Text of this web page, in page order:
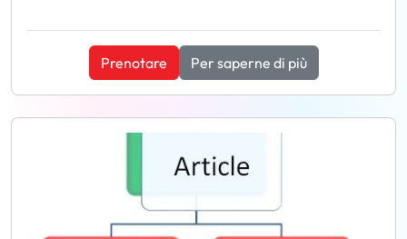
Prenotare Per saperne di più